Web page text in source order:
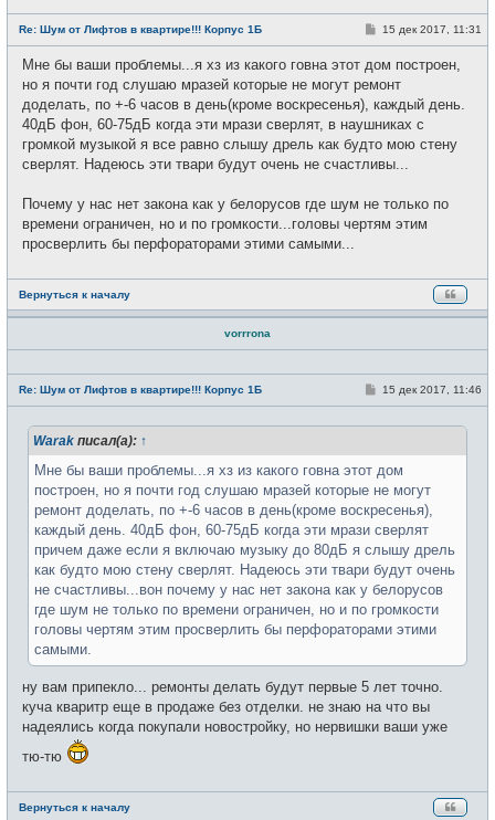
е
в
с
е
и
Re: Шум от Лифтов в квартире!!! Корпус 1Б
С
б
щ
н
и
15 дек 2017, 11:31
Мне бы ваши проблемы...я хз из какого говна этот дом построен,
но я почти год слушаю мразей которые не могут ремонт
доделать, по +-6 часов в день(кроме воскресенья), каждый день.
40дБ фон, 60-75дБ когда эти мрази сверлят, в наушниках с
громкой музыкой я все равно слышу дрель как будто мою стену
сверлят. Надеюсь эти твари будут очень не счастливы...
Почему у нас нет закона как у белорусов где шум не только по
времени ограничен, но и по громкости...головы чертям этим
просверлить бы перфораторами этими самыми...
Вернуться к началу
vorrrona
е
в
с
Re: Шум от Лифтов в квартире!!! Корпус 1Б
С
б
е
н
и
е
15 дек 2017, 11:46
Warak писал(а): ↑
Мне бы ваши проблемы...я хз из какого говна этот дом
построен, но я почти год слушаю мразей которые не могут
ремонт доделать, по +-6 часов в день(кроме воскресенья),
каждый день. 40дБ фон, 60-75дБ когда эти мрази сверлят
причем даже если я включаю музыку до 80дБ я слышу дрель
как будто мою стену сверлят. Надеюсь эти твари будут очень
не счастливы...вон почему у нас нет закона как у белорусов
где шум не только по времени ограничен, но и по громкости
головы чертям этим просверлить бы перфораторами этими
самыми.
ну вам припекло... ремонты делать будут первые 5 лет точно.
куча кваритр еще в продаже без отделки. не знаю на что вы
надеялись когда покупали новостройку, но нервишки ваши уже
тю-тю
Вернуться к началу